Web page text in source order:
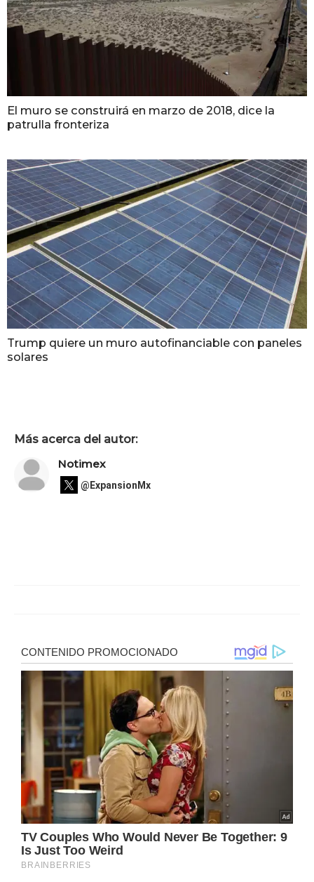
El muro se construirá en marzo de 2018, dice la
patrulla fronteriza
Trump quiere un muro autofinanciable con paneles
solares
Más acerca del autor:
Notimex
@ExpansionMx